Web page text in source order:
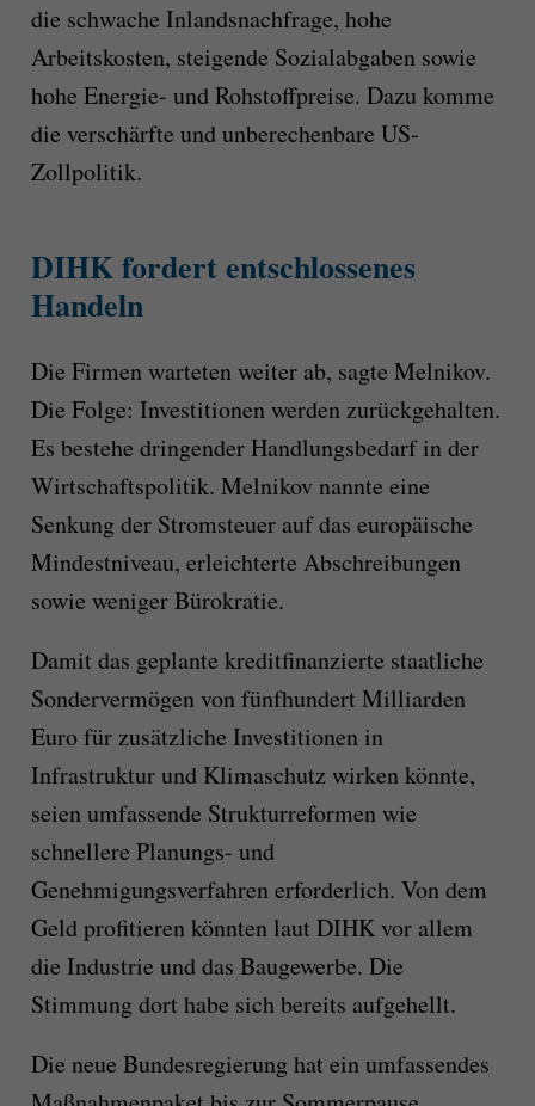
die schwache Inlandsnachfrage, hohe
Arbeitskosten, steigende Sozialabgaben sowie
hohe Energie- und Rohstoffpreise. Dazu komme
die verschärfte und unberechenbare US-
Zollpolitik.
DIHK fordert entschlossenes
Handeln
Die Firmen warteten weiter ab, sagte Melnikov.
Die Folge: Investitionen werden zurückgehalten.
Es bestehe dringender Handlungsbedarf in der
Wirtschaftspolitik. Melnikov nannte eine
Senkung der Stromsteuer auf das europäische
Mindestniveau, erleichterte Abschreibungen
sowie weniger Bürokratie.
Damit das geplante kreditfinanzierte staatliche
Sondervermögen von fünfhundert Milliarden
Euro für zusätzliche Investitionen in
Infrastruktur und Klimaschutz wirken könnte,
seien umfassende Strukturreformen wie
schnellere Planungs- und
Genehmigungsverfahren erforderlich. Von dem
Geld profitieren könnten laut DIHK vor allem
die Industrie und das Baugewerbe. Die
Stimmung dort habe sich bereits aufgehellt.
Die neue Bundesregierung hat ein umfassendes